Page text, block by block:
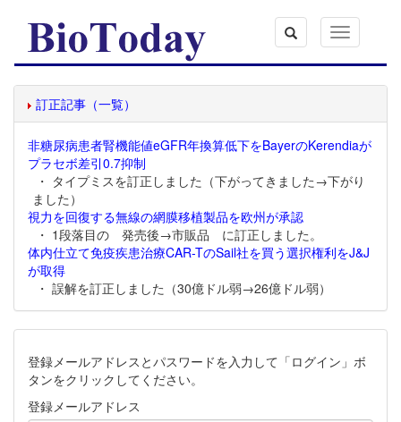
Toggle
navigation
訂正記事（一覧）
非糖尿病患者腎機能値eGFR年換算低下をBayerのKerendiaが
プラセボ差引0.7抑制
・ タイプミスを訂正しました（下がってきました→下がり
ました）
視力を回復する無線の網膜移植製品を欧州が承認
・ 1段落目の 発売後→市販品 に訂正しました。
体内仕立て免疫疾患治療CAR-TのSail社を買う選択権利をJ&J
が取得
・ 誤解を訂正しました（30億ドル弱→26億ドル弱）
登録メールアドレスとパスワードを入力して「ログイン」ボ
タンをクリックしてください。
登録メールアドレス